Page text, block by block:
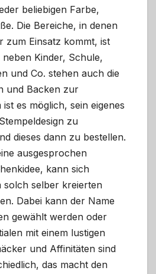
beliebigen Farbe,
Die Bereiche, in denen
zum Einsatz kommt, ist
Kinder, Schule,
und Co. stehen auch die
und Backen zur
es möglich, sein eigenes
zu
dieses dann zu bestellen.
ausgesprochen
kann sich
selber kreierten
Dabei kann der Name
gewählt werden oder
mit einem lustigen
und Affinitäten sind
das macht den